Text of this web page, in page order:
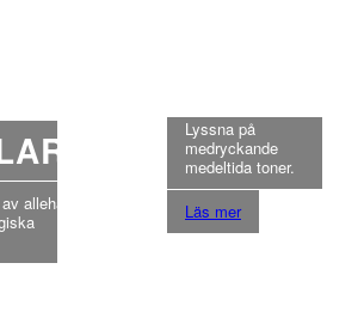
allehanda
Lyssna på
medryckande
medeltida toner.
Läs mer